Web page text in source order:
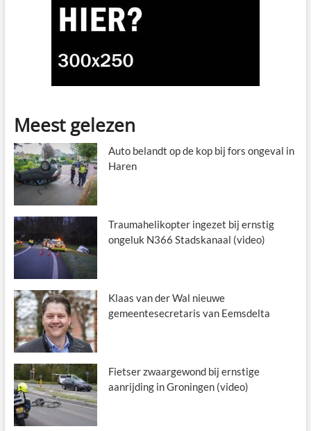
Meest gelezen
Auto belandt op de kop bij fors ongeval in
Haren
Traumahelikopter ingezet bij ernstig
ongeluk N366 Stadskanaal (video)
Klaas van der Wal nieuwe
gemeentesecretaris van Eemsdelta
Fietser zwaargewond bij ernstige
aanrijding in Groningen (video)